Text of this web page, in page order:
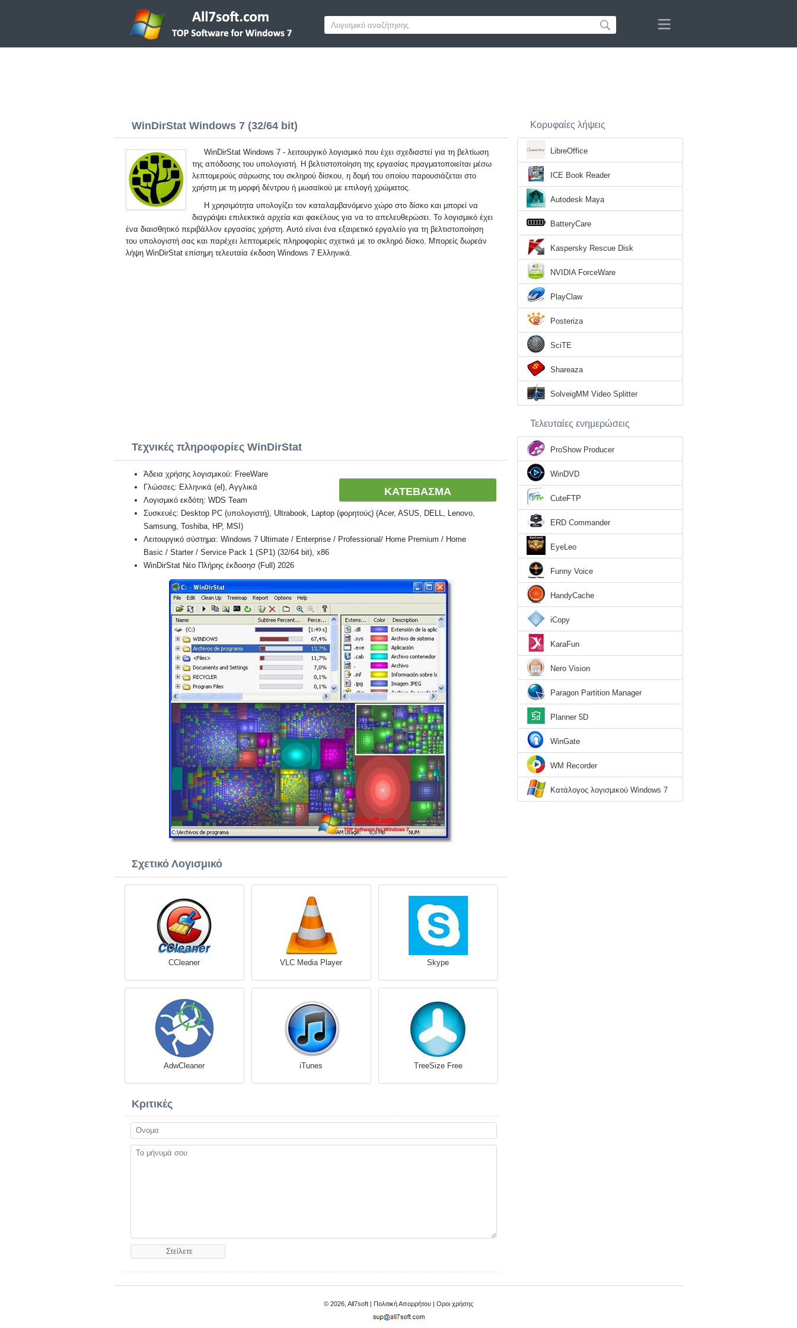
WinDirStat Windows 7 (32/64 bit)
WinDirStat Windows 7 - λειτουργικό λογισμικό που έχει σχεδιαστεί για τη βελτίωση
της απόδοσης του υπολογιστή. Η βελτιστοποίηση της εργασίας πραγματοποιείται μέσω
λεπτομερούς σάρωσης του σκληρού δίσκου, η δομή του οποίου παρουσιάζεται στο
χρήστη με τη μορφή δέντρου ή μωσαϊκού με επιλογή χρώματος.
Η χρησιμότητα υπολογίζει τον καταλαμβανόμενο χώρο στο δίσκο και μπορεί να
διαγράψει επιλεκτικά αρχεία και φακέλους για να το απελευθερώσει. Το λογισμικό έχει
ένα διαισθητικό περιβάλλον εργασίας χρήστη. Αυτό είναι ένα εξαιρετικό εργαλείο για τη βελτιστοποίηση
του υπολογιστή σας και παρέχει λεπτομερείς πληροφορίες σχετικά με το σκληρό δίσκο. Μπορείς δωρεάν
λήψη WinDirStat επίσημη τελευταία έκδοση Windows 7 Ελληνικά.
Τεχνικές πληροφορίες WinDirStat
ΚΑΤΕΒΑΣΜΑ
Άδεια χρήσης λογισμικού: FreeWare
Γλώσσες: Ελληνικά (el), Αγγλικά
Λογισμικό εκδότη: WDS Team
Συσκευές: Desktop PC (υπολογιστή), Ultrabook, Laptop (φορητούς) (Acer, ASUS, DELL, Lenovo,
Samsung, Toshiba, HP, MSI)
Λειτουργικό σύστημα: Windows 7 Ultimate / Enterprise / Professional/ Home Premium / Home
Basic / Starter / Service Pack 1 (SP1) (32/64 bit), x86
WinDirStat Νέο Πλήρης έκδοσησ (Full) 2026
Σχετικό Λογισμικό
CCleaner VLC Media Player Skype
AdwCleaner iTunes TreeSize Free
Κριτικές
Κορυφαίες λήψεις
LibreOffice
ICE Book Reader
Autodesk Maya
BatteryCare
Kaspersky Rescue Disk
NVIDIA ForceWare
PlayClaw
Posteriza
SciTE
Shareaza
SolveigMM Video Splitter
Τελευταίες ενημερώσεις
ProShow Producer
WinDVD
CuteFTP
ERD Commander
EyeLeo
Funny Voice
HandyCache
iCopy
KaraFun
Nero Vision
Paragon Partition Manager
Planner 5D
WinGate
WM Recorder
Κατάλογος λογισμικού Windows 7
© 2026, All7soft | Πολιτική Απορρήτου | Οροι χρήσης